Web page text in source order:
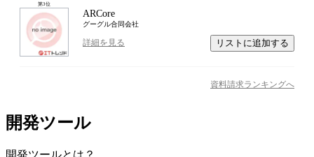
第3位
ARCore
グーグル合同会社
詳細を見る リストに追加する
資料請求ランキングへ
開発ツール
開発ツールとは？